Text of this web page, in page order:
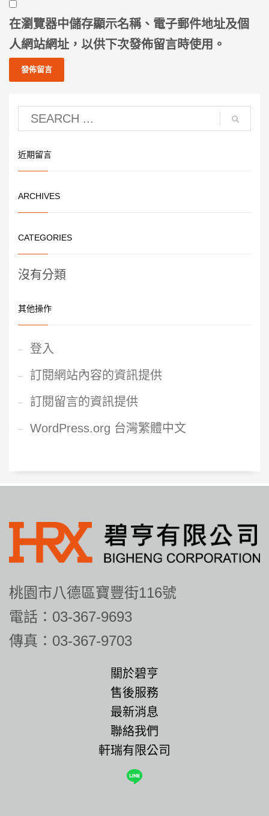
在瀏覽器中儲存顯示名稱、電子郵件地址及個
人網站網址，以供下次發佈留言時使用。
近期留言
ARCHIVES
CATEGORIES
沒有分類
其他操作
登入
訂閱網站內容的資訊提供
訂閱留言的資訊提供
WordPress.org 台灣繁體中文
桃園市八德區寶豐街116號
電話：03-367-9693
傳真：03-367-9703
關於碧亨
售後服務
最新消息
聯絡我們
軒瑞有限公司